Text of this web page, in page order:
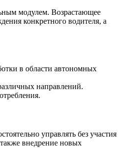
модулем. Возрастающее
конкретного водителя, а
в области автономных
направлений.
управлять без участия
внедрение новых